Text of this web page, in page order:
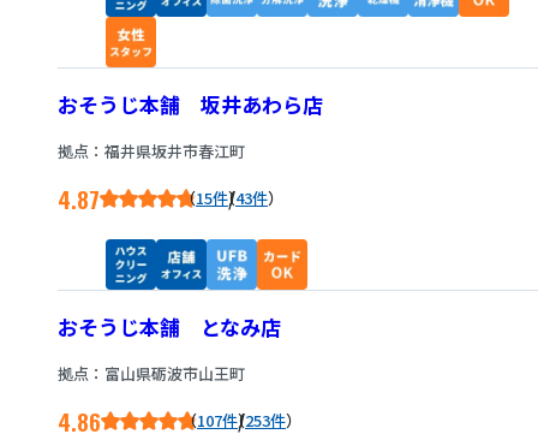
おそうじ本舗 坂井あわら店
拠点：福井県坂井市春江町
4.87 15件/43件
おそうじ本舗 となみ店
拠点：富山県砺波市山王町
4.86 107件/253件